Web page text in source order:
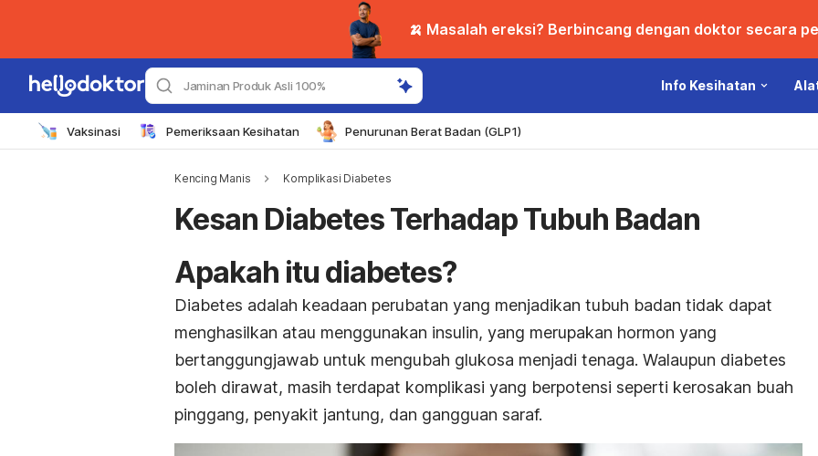
🍌 Masalah ereksi? Berbincang dengan doktor secara
Jaminan Produk Asli 100% Info Kesihatan
Vaksinasi Pemeriksaan Kesihatan Penurunan Berat Badan (GLP1)
Kencing Manis Komplikasi Diabetes
Kesan Diabetes Terhadap Tubuh Badan
Apakah itu diabetes?
Diabetes adalah keadaan perubatan yang menjadikan tubuh badan tidak dapat
menghasilkan atau menggunakan insulin, yang merupakan hormon yang
bertanggungjawab untuk mengubah glukosa menjadi tenaga. Walaupun diabetes
boleh dirawat, masih terdapat komplikasi yang berpotensi seperti kerosakan buah
pinggang, penyakit jantung, dan gangguan saraf.